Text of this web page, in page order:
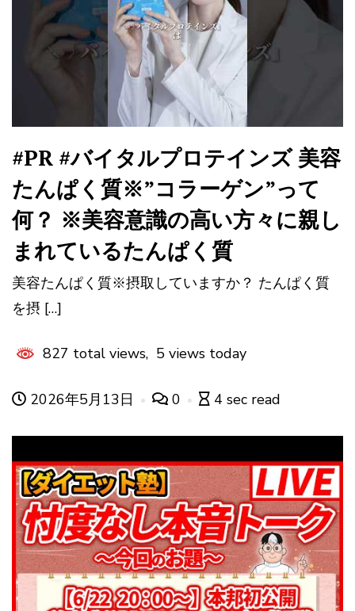
#PR #バイタルプロテインズ 美容
たんぱく質※”コラーゲン”って
何？ ※美容意識の高い方々に親し
まれているたんぱく質
美容たんぱく質※摂取していますか？ たんぱく質
を摂 […]
827 total views, 5 views today
2026年5月13日 0 4 sec read